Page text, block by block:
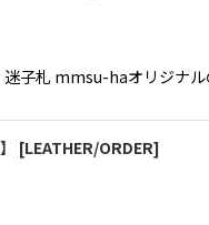
子札 mmsu-haオリジナ
[LEATHER/ORDER]